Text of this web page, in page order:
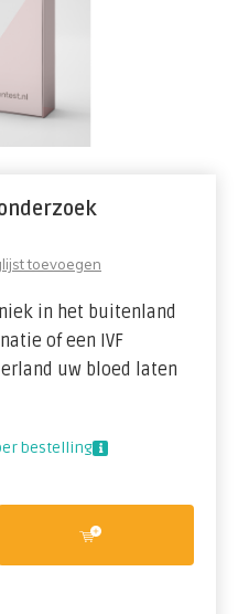
toevoegen
in het buitenland
of een IVF
uw bloed laten
bestelling